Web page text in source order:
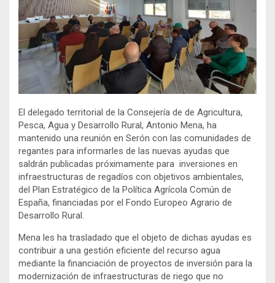
El delegado territorial de la Consejería de de Agricultura,
Pesca, Agua y Desarrollo Rural, Antonio Mena, ha
mantenido una reunión en Serón con las comunidades de
regantes para informarles de las nuevas ayudas que
saldrán publicadas próximamente para inversiones en
infraestructuras de regadíos con objetivos ambientales,
del Plan Estratégico de la Política Agrícola Común de
España, financiadas por el Fondo Europeo Agrario de
Desarrollo Rural.
Mena les ha trasladado que el objeto de dichas ayudas es
contribuir a una gestión eficiente del recurso agua
mediante la financiación de proyectos de inversión para la
modernización de infraestructuras de riego que no